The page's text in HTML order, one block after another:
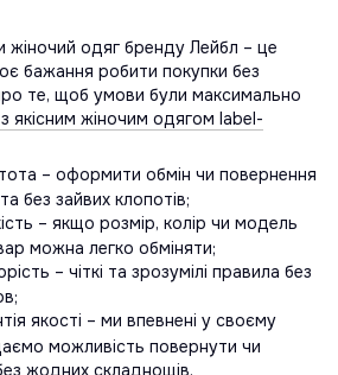
жіночий одяг бренду Лейбл – це
бажання робити покупки без
те, щоб умови були максимально
якісним жіночим одягом label-
– оформити обмін чи повернення
без зайвих клопотів;
– якщо розмір, колір чи модель
можна легко обміняти;
– чіткі та зрозумілі правила без
якості – ми впевнені у своєму
можливість повернути чи
жодних складнощів.